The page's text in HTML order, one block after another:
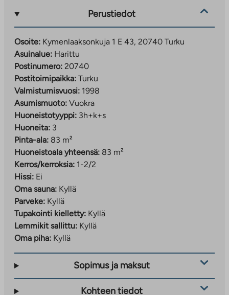
https://ta.fi/vuokrahakemus. Luottotiedot tarkistetaan.
Perustiedot
Osoite: Kymenlaaksonkuja 1 E 43, 20740 Turku
Asuinalue: Harittu
Postinumero: 20740
Postitoimipaikka: Turku
Valmistumisvuosi: 1998
Asumismuoto: Vuokra
Huoneistotyyppi: 3h+k+s
Huoneita: 3
Pinta-ala: 83 m²
Huoneistoala yhteensä: 83 m²
Kerros/kerroksia: 1-2/2
Hissi: Ei
Oma sauna: Kyllä
Parveke: Kyllä
Tupakointi kielletty: Kyllä
Lemmikit sallittu: Kyllä
Oma piha: Kyllä
Sopimus ja maksut
Kohteen tiedot